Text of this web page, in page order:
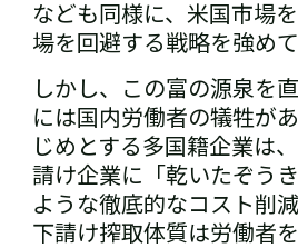
なども同様に、米国市場
場を回避する戦略を強めて
しかし、この富の源泉を
には国内労働者の犠牲が
じめとする多国籍企業は
請け企業に「乾いたぞう
ような徹底的なコスト削
下請け搾取体質は労働者